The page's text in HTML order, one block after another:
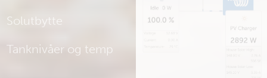
Solutbytte
Tanknivåer og temp